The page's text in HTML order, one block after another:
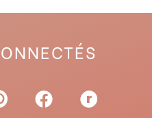
F
a
R
a